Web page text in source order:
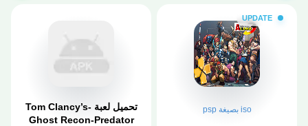
UPDATE
iso بصيغة psp
تحميل لعبة Tom Clancy’s-
Ghost Recon-Predator